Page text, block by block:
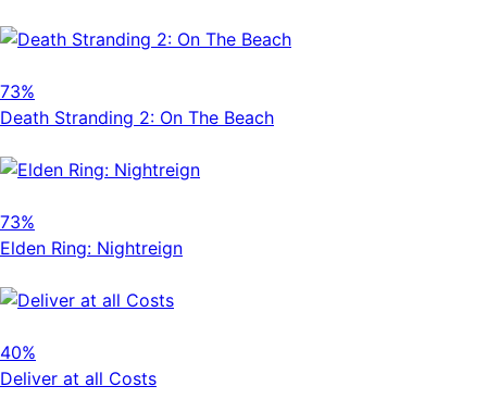
73%
Death Stranding 2: On The Beach
73%
Elden Ring: Nightreign
40%
Deliver at all Costs